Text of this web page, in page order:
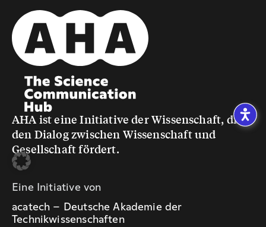
AHA ist eine Initiative der Wissenschaft, die
den Dialog zwischen Wissenschaft und
Gesellschaft fördert.
Eine Initiative von
acatech – Deutsche Akademie der
Technikwissenschaften